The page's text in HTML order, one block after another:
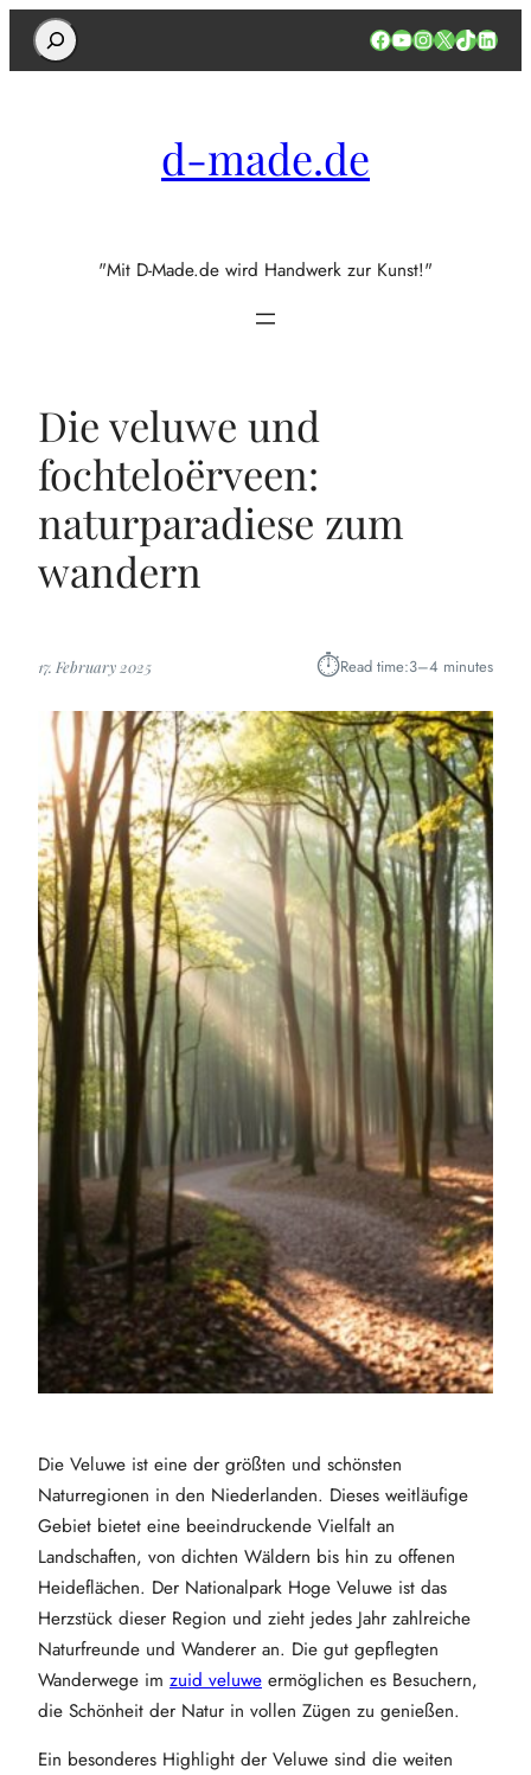
Search Facebook
YouTube
Instagram
X TikTok
d-made.de
"Mit D-Made.de wird Handwerk zur Kunst!"
Die veluwe und
fochteloërveen:
naturparadiese zum
wandern
17. February 2025 ⏱︎Read time:3–4 minutes
Die Veluwe ist eine der größten und schönsten
Naturregionen in den Niederlanden. Dieses weitläufige
Gebiet bietet eine beeindruckende Vielfalt an
Landschaften, von dichten Wäldern bis hin zu offenen
Heideflächen. Der Nationalpark Hoge Veluwe ist das
Herzstück dieser Region und zieht jedes Jahr zahlreiche
Naturfreunde und Wanderer an. Die gut gepflegten
Wanderwege im zuid veluwe ermöglichen es Besuchern,
die Schönheit der Natur in vollen Zügen zu genießen.
Ein besonderes Highlight der Veluwe sind die weiten